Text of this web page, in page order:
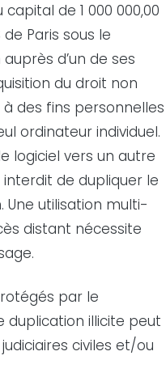
capital de 1 000 000,00
Paris sous le
d’un de ses
du droit non
à des fins personnelles
ordinateur individuel.
logiciel vers un autre
de dupliquer le
Une utilisation multi-
distant nécessite
par le
duplication illicite peut
civiles et/ou